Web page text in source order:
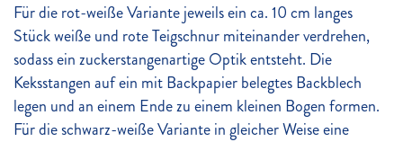
Für die rot-weiße Variante jeweils ein ca. 10 cm langes
Stück weiße und rote Teigschnur miteinander verdrehen,
sodass ein zuckerstangenartige Optik entsteht. Die
Keksstangen auf ein mit Backpapier belegtes Backblech
legen und an einem Ende zu einem kleinen Bogen formen.
Für die schwarz-weiße Variante in gleicher Weise eine